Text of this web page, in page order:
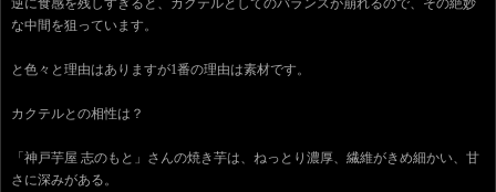
な中間を狙っています。
と色々と理由はありますが1番の理由は素材です。
カクテルとの相性は？
「神戸芋屋 志のもと」さんの焼き芋は、ねっとり濃厚、繊維がきめ細かい、甘
さに深みがある。